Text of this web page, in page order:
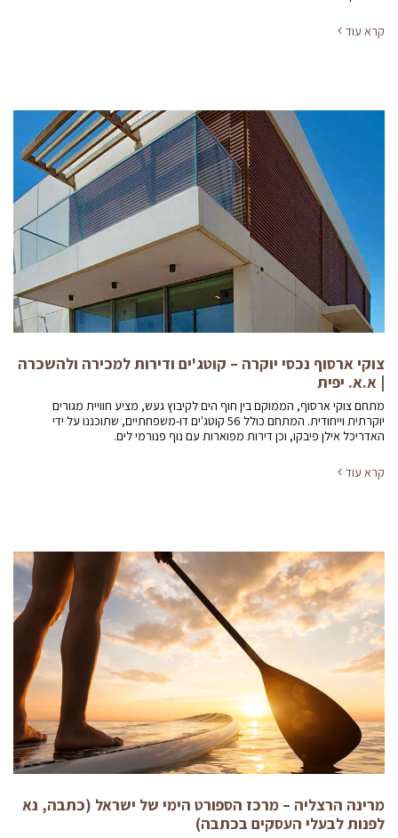
קרא עוד
צוקי ארסוף נכסי יוקרה – קוטג'ים ודירות למכירה ולהשכרה
| א.א. יפית
מתחם צוקי ארסוף, הממוקם בין חוף הים לקיבוץ געש, מציע חוויית מגורים
יוקרתית וייחודית. המתחם כולל 56 קוטג'ים דו-משפחתיים, שתוכננו על ידי
האדריכל אילן פיבקו, וכן דירות מפוארות עם נוף פנורמי לים.
קרא עוד
מרינה הרצליה – מרכז הספורט הימי של ישראל (כתבה, נא
לפנות לבעלי העסקים בכתבה)